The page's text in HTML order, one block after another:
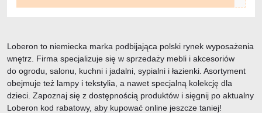
Loberon to niemiecka marka podbijająca polski rynek wyposażenia
wnętrz. Firma specjalizuje się w sprzedaży mebli i akcesoriów
do ogrodu, salonu, kuchni i jadalni, sypialni i łazienki. Asortyment
obejmuje też lampy i tekstylia, a nawet specjalną kolekcję dla
dzieci. Zapoznaj się z dostępnością produktów i sięgnij po aktualny
Loberon kod rabatowy, aby kupować online jeszcze taniej!